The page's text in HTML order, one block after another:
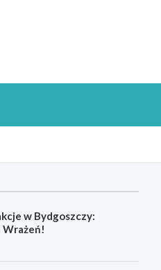
w Bydgoszczy:
Wrażeń!